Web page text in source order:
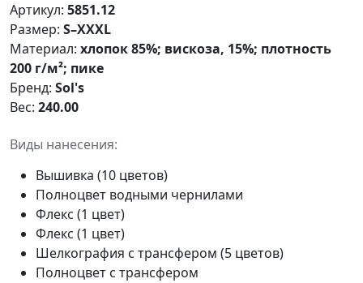
Артикул: 5851.12
Размер: S–XXXL
Материал: хлопок 85%; вискоза, 15%; плотность
200 г/м²; пике
Бренд: Sol's
Вес: 240.00
Виды нанесения:
Вышивка (10 цветов)
Полноцвет водными чернилами
Флекс (1 цвет)
Флекс (1 цвет)
Шелкография с трансфером (5 цветов)
Полноцвет с трансфером